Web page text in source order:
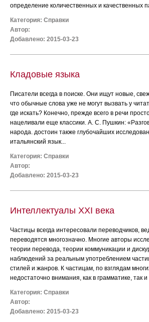
определение количественных и качественных
Категория: Справки
Автор:
Добавлено: 2015-03-23
Кладовые языка
Писатели всегда в поиске. Они ищут новые,
что обычные слова уже не могут вызвать у
где искать? Конечно, прежде всего в речи
нацеливали еще классики. А. С. Пушкин:
народа. достоин также глубочайших
итальянский язык...
Категория: Справки
Автор:
Добавлено: 2015-03-23
Интеллектуалы XXI века
Частицы всегда интересовали переводчиков,
переводятся многозначно. Многие авторы
теории перевода, теории коммуникации и
наблюдений за реальным употреблением
стилей и жанров. К частицам, по взглядам
недостаточно внимания, как в грамматике, так и
Категория: Справки
Автор:
Добавлено: 2015-03-23